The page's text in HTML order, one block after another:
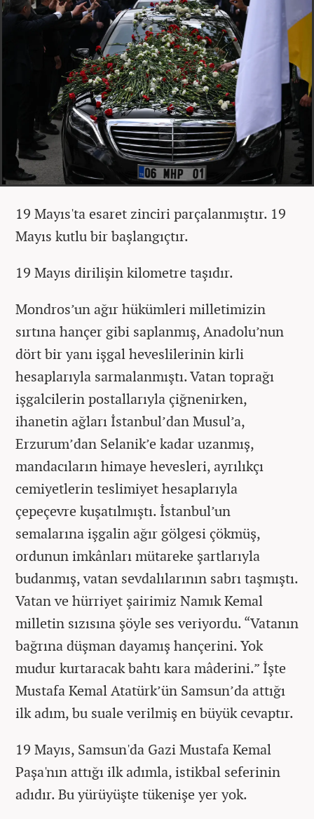
19 Mayıs'ta esaret zinciri parçalanmıştır. 19
Mayıs kutlu bir başlangıçtır.
19 Mayıs dirilişin kilometre taşıdır.
Mondros’un ağır hükümleri milletimizin
sırtına hançer gibi saplanmış, Anadolu’nun
dört bir yanı işgal heveslilerinin kirli
hesaplarıyla sarmalanmıştı. Vatan toprağı
işgalcilerin postallarıyla çiğnenirken,
ihanetin ağları İstanbul’dan Musul’a,
Erzurum’dan Selanik’e kadar uzanmış,
mandacıların himaye hevesleri, ayrılıkçı
cemiyetlerin teslimiyet hesaplarıyla
çepeçevre kuşatılmıştı. İstanbul’un
semalarına işgalin ağır gölgesi çökmüş,
ordunun imkânları mütareke şartlarıyla
budanmış, vatan sevdalılarının sabrı taşmıştı.
Vatan ve hürriyet şairimiz Namık Kemal
milletin sızısına şöyle ses veriyordu. “Vatanın
bağrına düşman dayamış hançerini. Yok
mudur kurtaracak bahtı kara mâderini.” İşte
Mustafa Kemal Atatürk’ün Samsun’da attığı
ilk adım, bu suale verilmiş en büyük cevaptır.
19 Mayıs, Samsun'da Gazi Mustafa Kemal
Paşa'nın attığı ilk adımla, istikbal seferinin
adıdır. Bu yürüyüşte tükenişe yer yok.